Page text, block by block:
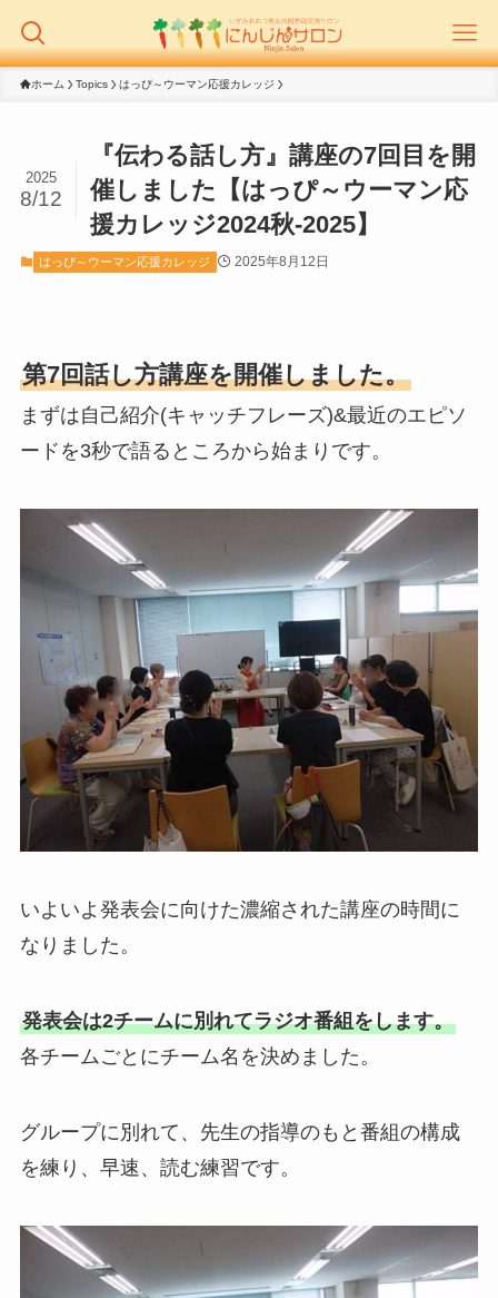
ホーム Topics はっぴ～ウーマン応援カレッジ
『伝わる話し方』講座の7回目を開
催しました【はっぴ～ウーマン応
援カレッジ2024秋-2025】
2025
8/12
はっぴ～ウーマン応援カレッジ 2025年8月12日
第7回話し方講座を開催しました。
まずは自己紹介(キャッチフレーズ)&最近のエピソ
ードを3秒で語るところから始まりです。
いよいよ発表会に向けた濃縮された講座の時間に
なりました。
発表会は2チームに別れてラジオ番組をします。
各チームごとにチーム名を決めました。
グループに別れて、先生の指導のもと番組の構成
を練り、早速、読む練習です。